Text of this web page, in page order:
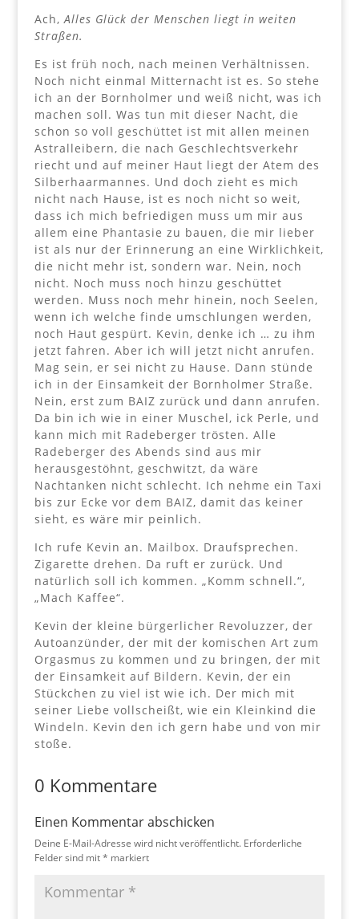
Ach,Alles Glück der Menschen liegt in weiten
Straßen.
Es ist früh noch, nach meinen Verhältnissen.
Noch nicht einmal Mitternacht ist es. So stehe
ich an der Bornholmer und weiß nicht, was ich
machen soll. Was tun mit dieser Nacht, die
schon so voll geschüttet ist mit allen meinen
Astralleibern, die nach Geschlechtsverkehr
riecht und auf meiner Haut liegt der Atem des
Silberhaarmannes. Und doch zieht es mich
nicht nach Hause, ist es noch nicht so weit,
dass ich mich befriedigen muss um mir aus
allem eine Phantasie zu bauen, die mir lieber
ist als nur der Erinnerung an eine Wirklichkeit,
die nicht mehr ist, sondern war. Nein, noch
nicht. Noch muss noch hinzu geschüttet
werden. Muss noch mehr hinein, noch Seelen,
wenn ich welche finde umschlungen werden,
noch Haut gespürt. Kevin, denke ich … zu ihm
jetzt fahren. Aber ich will jetzt nicht anrufen.
Mag sein, er sei nicht zu Hause. Dann stünde
ich in der Einsamkeit der Bornholmer Straße.
Nein, erst zum BAIZ zurück und dann anrufen.
Da bin ich wie in einer Muschel, ick Perle, und
kann mich mit Radeberger trösten. Alle
Radeberger des Abends sind aus mir
herausgestöhnt, geschwitzt, da wäre
Nachtanken nicht schlecht. Ich nehme ein Taxi
bis zur Ecke vor dem BAIZ, damit das keiner
sieht, es wäre mir peinlich.
Ich rufe Kevin an. Mailbox. Draufsprechen.
Zigarette drehen. Da ruft er zurück. Und
natürlich soll ich kommen. „Komm schnell.“,
„Mach Kaffee“.
Kevin der kleine bürgerlicher Revoluzzer, der
Autoanzünder, der mit der komischen Art zum
Orgasmus zu kommen und zu bringen, der mit
der Einsamkeit auf Bildern. Kevin, der ein
Stückchen zu viel ist wie ich. Der mich mit
seiner Liebe vollscheißt, wie ein Kleinkind die
Windeln. Kevin den ich gern habe und von mir
stoße.
0 Kommentare
Einen Kommentar abschicken
Deine E-Mail-Adresse wird nicht veröffentlicht. Erforderliche
Felder sind mit* markiert